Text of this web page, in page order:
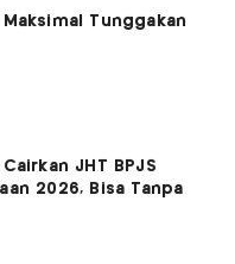
Tunggakan
JHT BPJS
2026, Bisa Tanpa